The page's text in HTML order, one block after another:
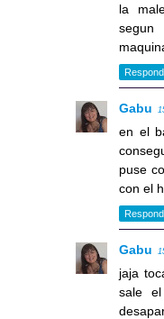
la
Gabu
en el
puse
con el
Gabu
jaja
sale